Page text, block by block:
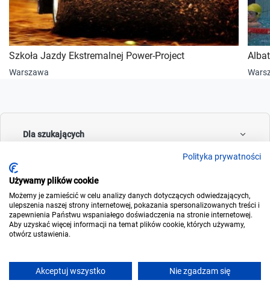
Szkoła Jazdy Ekstremalnej Power-Project
Warszawa
Dla szukających
Dla wynajmujących
Polityka prywatności
Używamy plików cookie
Możemy je zamieścić w celu analizy danych dotyczących odwiedzających,
ulepszenia naszej strony internetowej, pokazania spersonalizowanych treści i
zapewnienia Państwu wspaniałego doświadczenia na stronie internetowej.
Aby uzyskać więcej informacji na temat plików cookie, których używamy,
otwórz ustawienia.
Akceptuj wszystko Nie zgadzam się